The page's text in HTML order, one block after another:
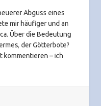
Abguss eines
mir häufiger und an
Über die Bedeutung
der Götterbote?
kommentieren – ich